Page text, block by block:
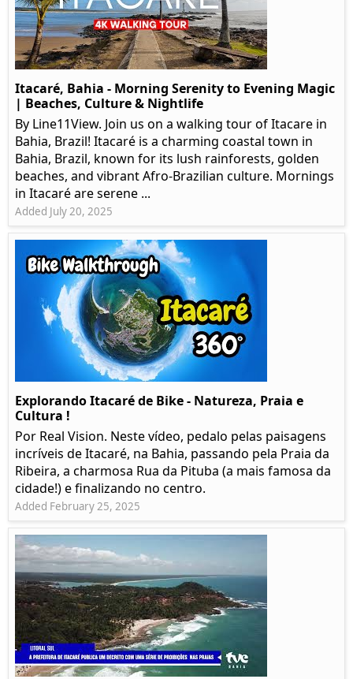
Itacaré, Bahia - Morning Serenity to Evening Magic
| Beaches, Culture & Nightlife
By Line11View. Join us on a walking tour of Itacare in
Bahia, Brazil! Itacaré is a charming coastal town in
Bahia, Brazil, known for its lush rainforests, golden
beaches, and vibrant Afro-Brazilian culture. Mornings
in Itacaré are serene ...
Added July 20, 2025
Explorando Itacaré de Bike - Natureza, Praia e
Cultura !
Por Real Vision. Neste vídeo, pedalo pelas paisagens
incríveis de Itacaré, na Bahia, passando pela Praia da
Ribeira, a charmosa Rua da Pituba (a mais famosa da
cidade!) e finalizando no centro.
Added February 25, 2025